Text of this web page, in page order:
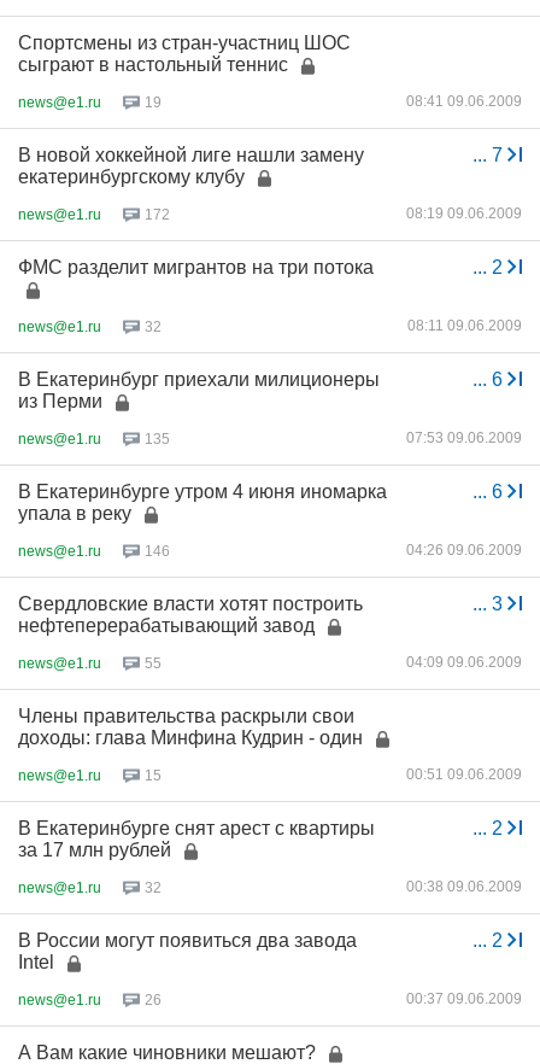
Спортсмены из стран-участниц ШОС
сыграют в настольный теннис
news@e1.ru 19 08:41 09.06.2009
... 7
В новой хоккейной лиге нашли замену
екатеринбургскому клубу
news@e1.ru 172 08:19 09.06.2009
... 2
ФМС разделит мигрантов на три потока
news@e1.ru 32 08:11 09.06.2009
... 6
В Екатеринбург приехали милиционеры
из Перми
news@e1.ru 135 07:53 09.06.2009
... 6
В Екатеринбурге утром 4 июня иномарка
упала в реку
news@e1.ru 146 04:26 09.06.2009
... 3
Свердловские власти хотят построить
нефтеперерабатывающий завод
news@e1.ru 55 04:09 09.06.2009
Члены правительства раскрыли свои
доходы: глава Минфина Кудрин - один
news@e1.ru 15 00:51 09.06.2009
... 2
В Екатеринбурге снят арест с квартиры
за 17 млн рублей
news@e1.ru 32 00:38 09.06.2009
... 2
В России могут появиться два завода
Intel
news@e1.ru 26 00:37 09.06.2009
А Вам какие чиновники мешают?